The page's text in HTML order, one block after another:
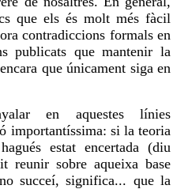
que els és molt més fàcil
contradiccions formals en
publicats que mantenir la
que únicament siga en
en aquestes línies
importantíssima: si la teoria
estat encertada (diu
reunir sobre aqueixa base
succeí, significa... que la